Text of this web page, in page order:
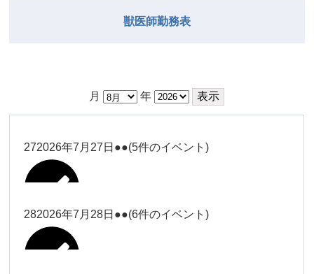
獣医師勤務表
月 年
272026年7月27日 ●●(5件のイベント)
大西
282026年7月28日 ●●(6件のイベント)